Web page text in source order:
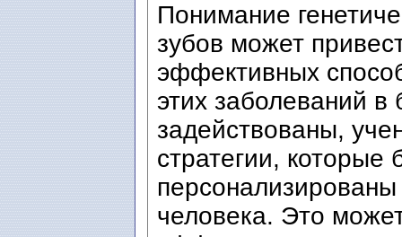
Понимание
зубов может
эффективных
этих заболеваний
задействованы,
стратегии, которые
персонализированы
человека. Это